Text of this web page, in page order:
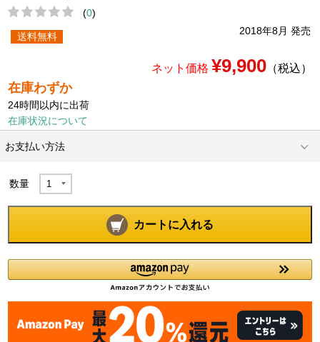
(0)
2018年8月 発売
送料無料
ネット価格 ¥9,900（税込）
在庫わずか
24時間以内に出荷
在庫状況について
お支払い方法
数量
カートに入れる